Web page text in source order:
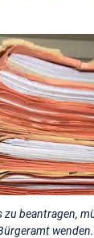
zu beantragen,
wenden.